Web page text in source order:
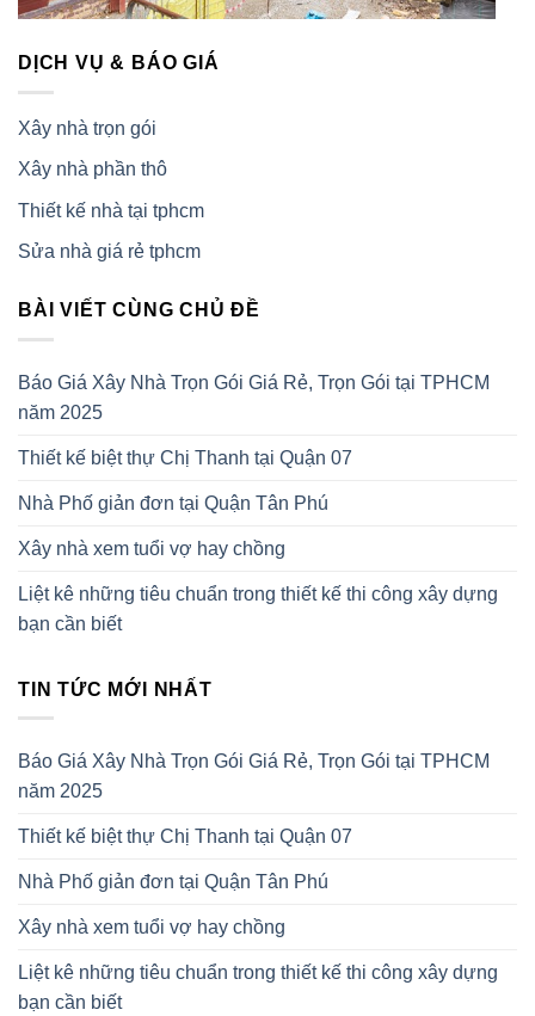
DỊCH VỤ & BÁO GIÁ
Xây nhà trọn gói
Xây nhà phần thô
Thiết kế nhà tại tphcm
Sửa nhà giá rẻ tphcm
BÀI VIẾT CÙNG CHỦ ĐỀ
Báo Giá Xây Nhà Trọn Gói Giá Rẻ, Trọn Gói tại TPHCM
năm 2025
Thiết kế biệt thự Chị Thanh tại Quận 07
Nhà Phố giản đơn tại Quận Tân Phú
Xây nhà xem tuổi vợ hay chồng
Liệt kê những tiêu chuẩn trong thiết kế thi công xây dựng
bạn cần biết
TIN TỨC MỚI NHẤT
Báo Giá Xây Nhà Trọn Gói Giá Rẻ, Trọn Gói tại TPHCM
năm 2025
Thiết kế biệt thự Chị Thanh tại Quận 07
Nhà Phố giản đơn tại Quận Tân Phú
Xây nhà xem tuổi vợ hay chồng
Liệt kê những tiêu chuẩn trong thiết kế thi công xây dựng
bạn cần biết